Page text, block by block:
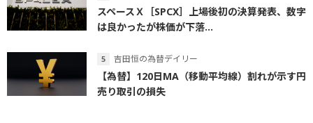
スペースＸ［SPCX］上場後初の決算発表、数字
は良かったが株価が下落...
吉田恒の為替デイリー
【為替】120日MA（移動平均線）割れが示す円
売り取引の損失